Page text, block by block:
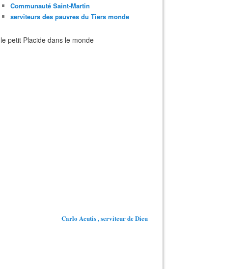
Communauté Saint-Martin
serviteurs des pauvres du Tiers monde
le petit Placide dans le monde
Carlo Acutis , serviteur de Dieu